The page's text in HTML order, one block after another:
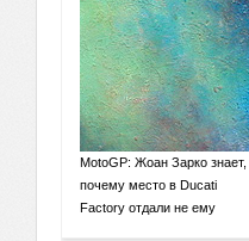
MotoGP: Жоан Зарко знает,
почему место в Ducati
Factory отдали не ему